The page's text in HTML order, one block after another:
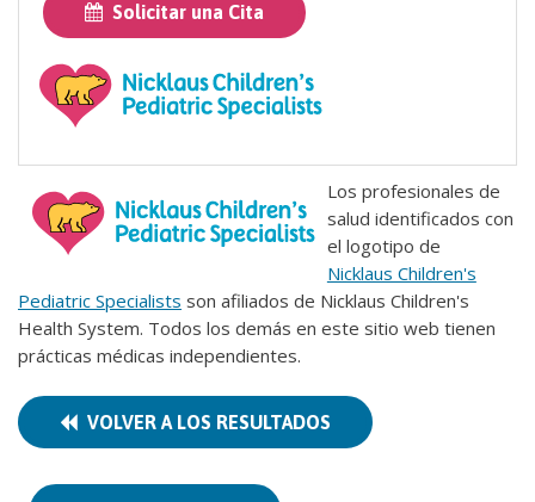
Solicitar una Cita
Los profesionales de
salud identificados con
el logotipo de
Nicklaus Children's
Pediatric Specialists son afiliados de Nicklaus Children's
Health System. Todos los demás en este sitio web tienen
prácticas médicas independientes.
VOLVER A LOS RESULTADOS